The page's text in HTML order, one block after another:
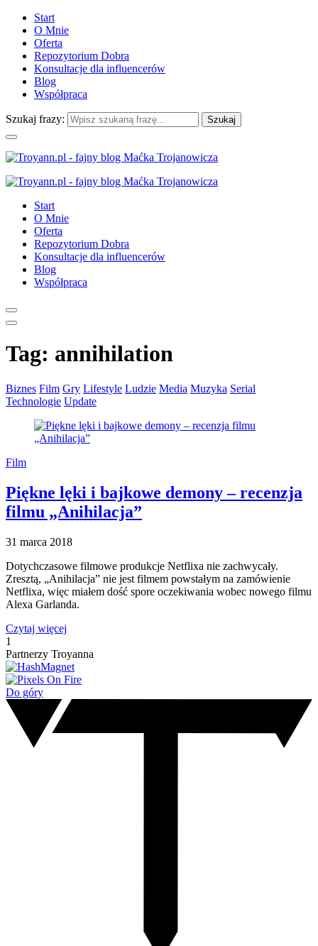
Start
O Mnie
Oferta
Repozytorium Dobra
Konsultacje dla influencerów
Blog
Współpraca
Szukaj frazy:
Start
O Mnie
Oferta
Repozytorium Dobra
Konsultacje dla influencerów
Blog
Współpraca
Tag: annihilation
Biznes Film Gry Lifestyle Ludzie Media Muzyka Serial
Technologie Update
Film
Piękne lęki i bajkowe demony – recenzja
filmu „Anihilacja”
31 marca 2018
Dotychczasowe filmowe produkcje Netflixa nie zachwycały.
Zresztą, „Anihilacja” nie jest filmem powstałym na zamówienie
Netflixa, więc miałem dość spore oczekiwania wobec nowego filmu
Alexa Garlanda.
Czytaj więcej
1
Partnerzy Troyanna
Do góry